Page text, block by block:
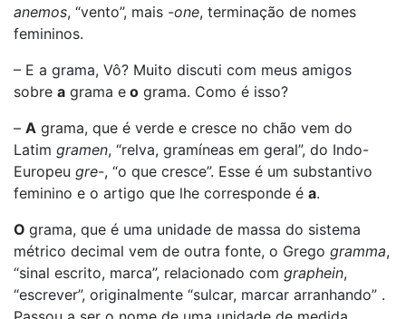
anemos, “vento”, mais -one, terminação de nomes
femininos.
– E a grama, Vô? Muito discuti com meus amigos
sobre a grama e o grama. Como é isso?
– A grama, que é verde e cresce no chão vem do
Latim gramen, “relva, gramíneas em geral”, do Indo-
Europeu gre-, “o que cresce”. Esse é um substantivo
feminino e o artigo que lhe corresponde é a.
O grama, que é uma unidade de massa do sistema
métrico decimal vem de outra fonte, o Grego gramma,
“sinal escrito, marca”, relacionado com graphein,
“escrever”, originalmente “sulcar, marcar arranhando” .